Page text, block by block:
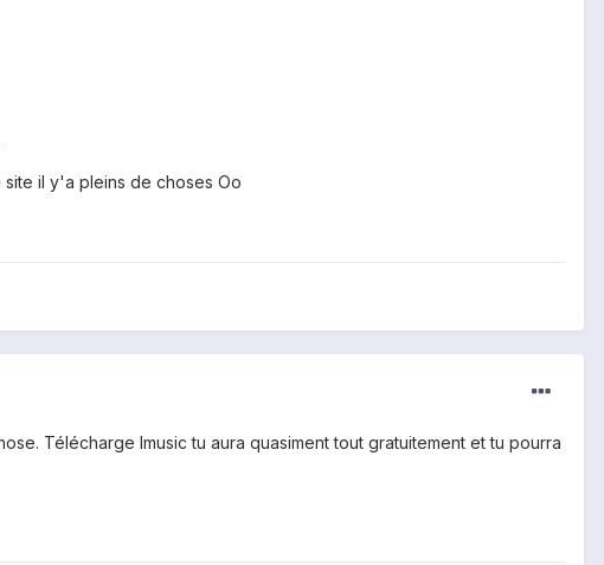
il y'a pleins de choses Oo
Télécharge Imusic tu aura quasiment tout gratuitement et tu pourra